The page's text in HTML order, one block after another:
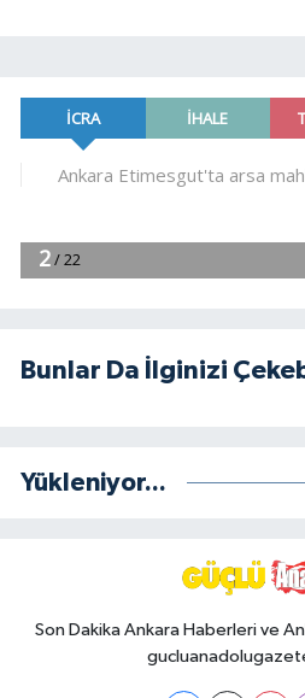
Bunlar Da İlginizi
Yükleniyor...
Son Dakika Ankara Haberleri ve